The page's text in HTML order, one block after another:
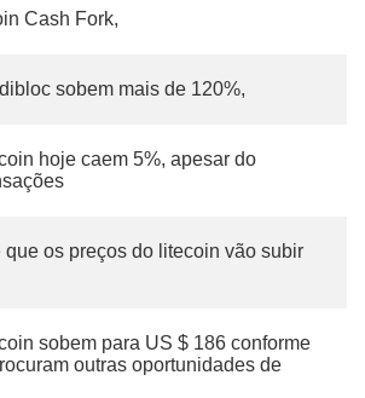
Cash Fork,
sobem mais de 120%,
hoje caem 5%, apesar do
que os preços do litecoin vão subir
sobem para US $ 186 conforme
outras oportunidades de